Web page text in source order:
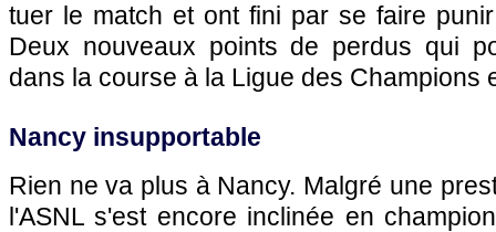
tuer le match et ont fini par se faire
Deux nouveaux points de perdus qui
dans la course à la Ligue des Champions
Nancy insupportable
Rien ne va plus à Nancy. Malgré une
l'ASNL s'est encore inclinée en